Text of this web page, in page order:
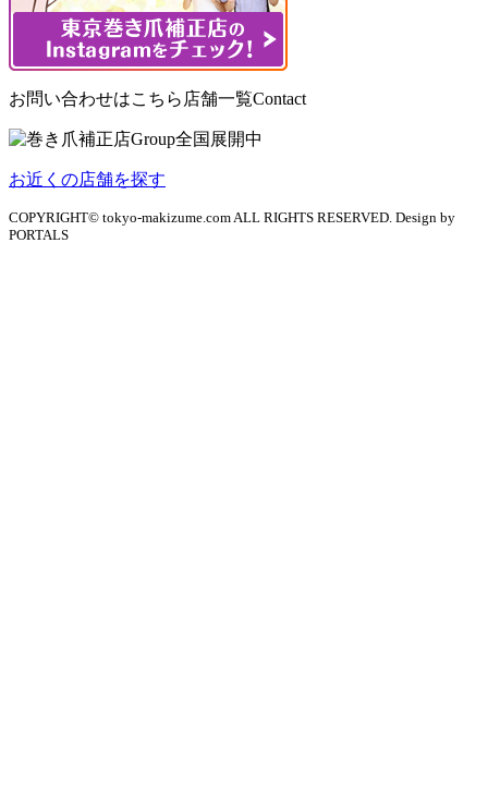
お問い合わせはこちら 店舗一覧Contact
お近くの店舗を探す
COPYRIGHT© tokyo-makizume.com ALL RIGHTS RESERVED. Design by
PORTALS